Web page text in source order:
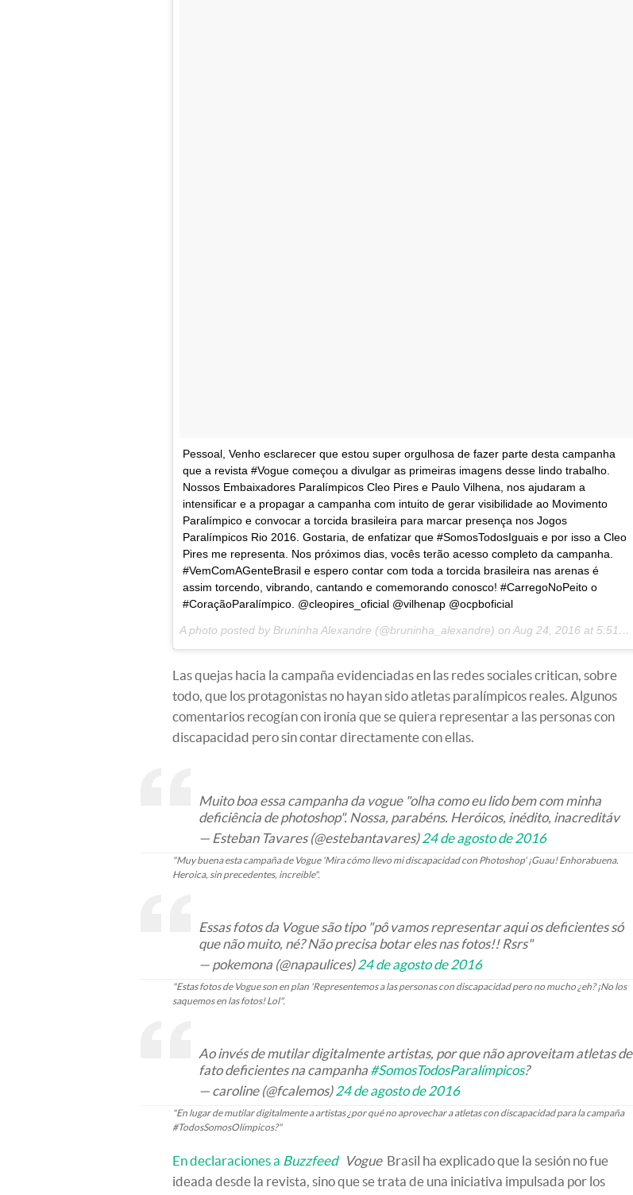
Pessoal, Venho esclarecer que estou super orgulhosa de fazer parte desta campanha
que a revista #Vogue começou a divulgar as primeiras imagens desse lindo trabalho.
Nossos Embaixadores Paralímpicos Cleo Pires e Paulo Vilhena, nos ajudaram a
intensificar e a propagar a campanha com intuito de gerar visibilidade ao Movimento
Paralímpico e convocar a torcida brasileira para marcar presença nos Jogos
Paralímpicos Rio 2016. Gostaria, de enfatizar que #SomosTodosIguais e por isso a Cleo
Pires me representa. Nos próximos dias, vocês terão acesso completo da campanha.
#VemComAGenteBrasil e espero contar com toda a torcida brasileira nas arenas é
assim torcendo, vibrando, cantando e comemorando conosco! #CarregoNoPeito o
#CoraçãoParalímpico. @cleopires_oficial @vilhenap @ocpboficial
A photo posted by Bruninha Alexandre (@bruninha_alexandre) on Aug 24, 2016 at 5:51pm PDT
Las quejas hacia la campaña evidenciadas en las redes sociales critican, sobre
todo, que los protagonistas no hayan sido atletas paralímpicos reales. Algunos
comentarios recogían con ironía que se quiera representar a las personas con
discapacidad pero sin contar directamente con ellas.
Muito boa essa campanha da vogue "olha como eu lido bem com minha
deficiência de photoshop". Nossa, parabéns. Heróicos, inédito, inacreditáv
— Esteban Tavares (@estebantavares)24 de agosto de 2016
"Muy buena esta campaña de Vogue 'Mira cómo llevo mi discapacidad con Photoshop' ¡Guau! Enhorabuena.
Heroica, sin precedentes, increible".
Essas fotos da Vogue são tipo "pô vamos representar aqui os deficientes só
que não muito, né? Não precisa botar eles nas fotos!! Rsrs"
— pokemona (@napaulices)24 de agosto de 2016
"Estas fotos de Vogue son en plan 'Representemos a las personas con discapacidad pero no mucho ¿eh? ¡No los
saquemos en las fotos! Lol".
Ao invés de mutilar digitalmente artistas, por que não aproveitam atletas de
fato deficientes na campanha #SomosTodosParalímpicos?
— caroline (@fcalemos)24 de agosto de 2016
"En lugar de mutilar digitalmente a artistas ¿por qué no aprovechar a atletas con discapacidad para la campaña
#TodosSomosOlímpicos?"
En declaraciones a Buzzfeed VogueBrasil ha explicado que la sesión no fue
ideada desde la revista, sino que se trata de una iniciativa impulsada por los